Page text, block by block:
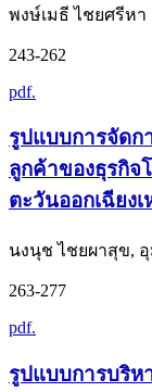
พงษ์เมธี ไชยศรีหา
243-262
pdf.
รูปแบบการจัด
ลูกค้าของธุรกิจ
ตะวันออกเฉียง
นงนุช ไชยผาสุข,
263-277
pdf.
รูปแบบการบริห